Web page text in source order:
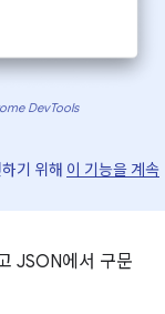
DevTools
기 위해 이 기능을 계속
JSON에서 구문